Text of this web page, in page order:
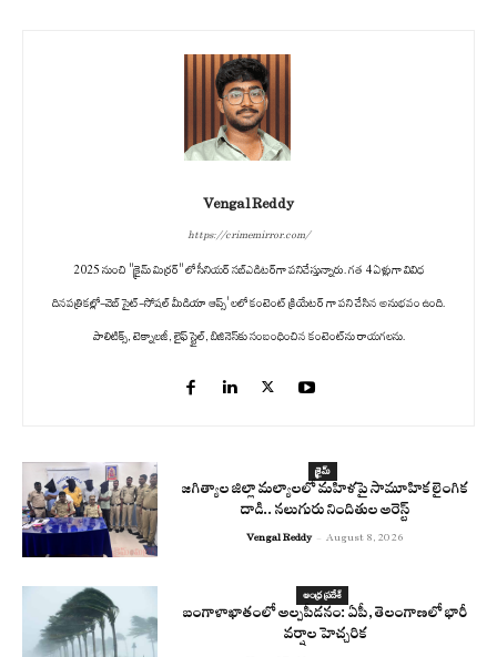
Vengal Reddy
https://crimemirror.com/
2025 నుంచి "క్రైమ్ మిర్రర్" లో సీనియర్ సబ్‌ఎడిటర్‌గా పనిచేస్తున్నారు. గత 4 ఏళ్లుగా వివిధ
దినపత్రికల్లో-వెబ్ సైట్-సోషల్ మీడియా ఆప్స్' లలో కంటెంట్ క్రియేటర్ గా పని చేసిన అనుభవం ఉంది.
పాలిటిక్స్‌, టెక్నాలజీ, లైఫ్‌ స్టైల్‌, బిజినెస్‌కు సంబంధించిన కంటెంట్‌ను రాయగలను.
క్రైమ్
జగిత్యాల జిల్లా మల్యాలలో మహిళపై సామూహిక లైంగిక
దాడి.. నలుగురు నిందితుల అరెస్ట్
Vengal Reddy - August 8, 2026
ఆంధ్ర ప్రదేశ్
బంగాళాఖాతంలో అల్పపీడనం: ఏపీ, తెలంగాణలో భారీ
వర్షాల హెచ్చరిక